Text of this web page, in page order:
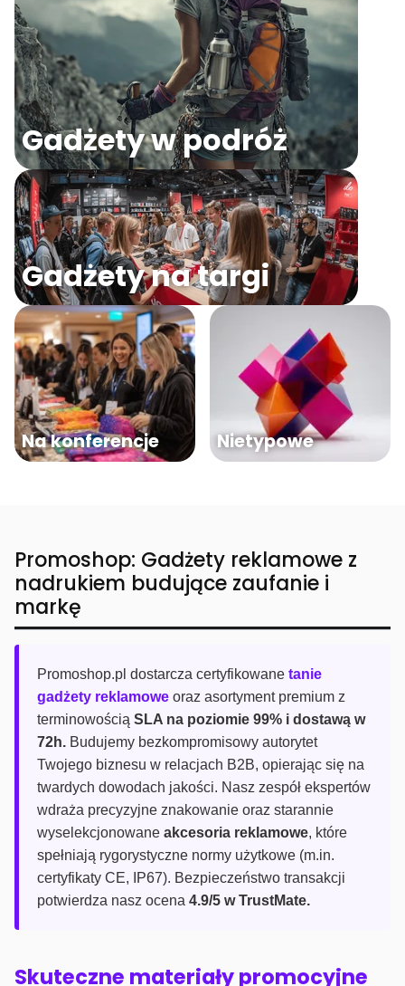
Gadżety w podróż
Gadżety na targi
Na konferencje Nietypowe
Promoshop: Gadżety reklamowe z
nadrukiem budujące zaufanie i
markę
Promoshop.pl dostarcza certyfikowane tanie
gadżety reklamowe oraz asortyment premium z
terminowością SLA na poziomie 99% i dostawą w
72h. Budujemy bezkompromisowy autorytet
Twojego biznesu w relacjach B2B, opierając się na
twardych dowodach jakości. Nasz zespół ekspertów
wdraża precyzyjne znakowanie oraz starannie
wyselekcjonowane akcesoria reklamowe, które
spełniają rygorystyczne normy użytkowe (m.in.
certyfikaty CE, IP67). Bezpieczeństwo transakcji
potwierdza nasz ocena 4.9/5 w TrustMate.
Skuteczne materiały promocyjne